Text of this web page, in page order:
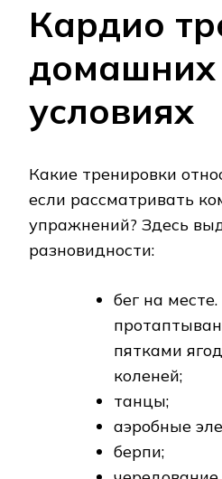
Кардио
домашних
условиях
Какие тренировки
если рассматривать
упражнений? Здесь
разновидности:
бег на
пятками
коленей;
танцы;
аэробные
берпи;